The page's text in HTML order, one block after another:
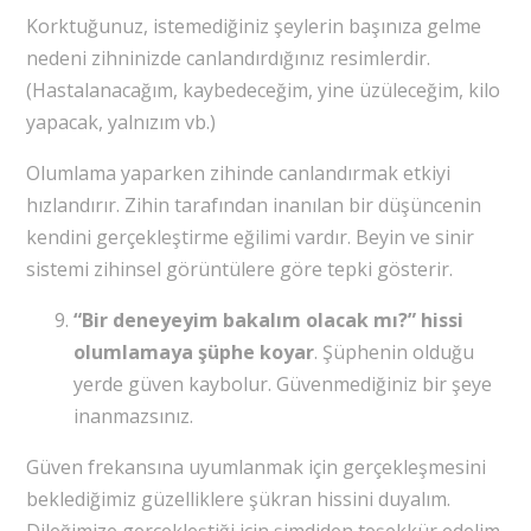
Korktuğunuz, istemediğiniz şeylerin başınıza gelme
nedeni zihninizde canlandırdığınız resimlerdir.
(Hastalanacağım, kaybedeceğim, yine üzüleceğim, kilo
yapacak, yalnızım vb.)
Olumlama yaparken zihinde canlandırmak etkiyi
hızlandırır. Zihin tarafından inanılan bir düşüncenin
kendini gerçekleştirme eğilimi vardır. Beyin ve sinir
sistemi zihinsel görüntülere göre tepki gösterir.
“Bir deneyeyim bakalım olacak mı?” hissi
olumlamaya şüphe koyar. Şüphenin olduğu
yerde güven kaybolur. Güvenmediğiniz bir şeye
inanmazsınız.
Güven frekansına uyumlanmak için gerçekleşmesini
beklediğimiz güzelliklere şükran hissini duyalım.